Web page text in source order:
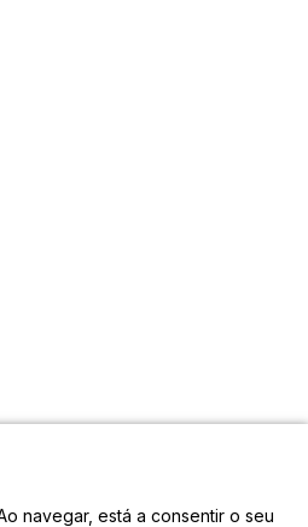
navegar, está a consentir o seu